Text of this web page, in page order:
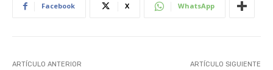
Facebook X WhatsApp
ARTÍCULO ANTERIOR ARTÍCULO SIGUIENTE